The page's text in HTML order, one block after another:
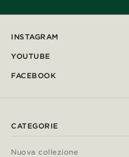
INSTAGRAM
YOUTUBE
FACEBOOK
CATEGORIE
Nuova collezione